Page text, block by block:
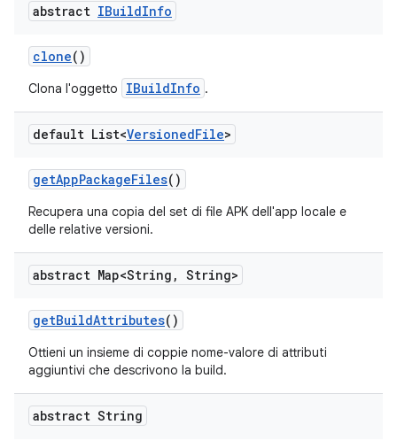
abstract IBuildInfo
clone()
Clona l'oggetto IBuildInfo .
default List<VersionedFile>
getAppPackageFiles()
Recupera una copia del set di file APK dell'app locale e
delle relative versioni.
abstract Map<String , String>
getBuildAttributes()
Ottieni un insieme di coppie nome-valore di attributi
aggiuntivi che descrivono la build.
abstract String